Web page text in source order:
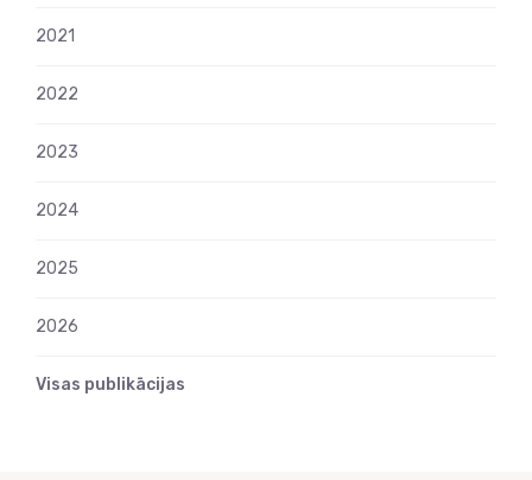
2021
2022
2023
2024
2025
2026
Visas publikācijas